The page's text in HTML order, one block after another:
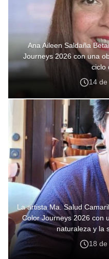
Ana Aileen Saldaña
Journeys 2026 con una
ciclo
14 de
La artista Ma. Salud
Color Journeys 2026 con
naturaleza y la
18 de